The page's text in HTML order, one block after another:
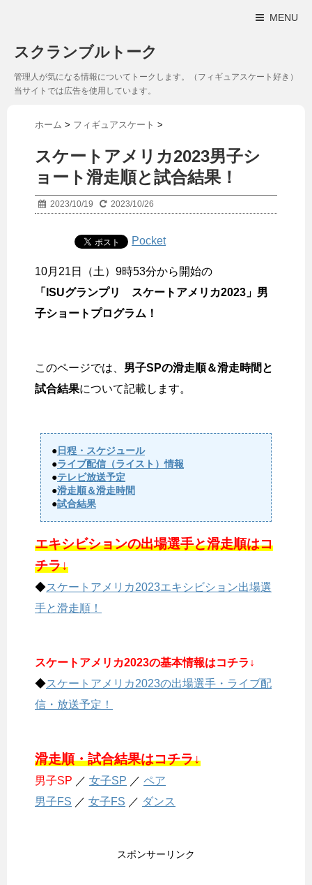
MENU
スクランブルトーク
管理人が気になる情報についてトークします。（フィギュアスケート好き）
当サイトでは広告を使用しています。
ホーム > フィギュアスケート >
スケートアメリカ2023男子シ
ョート滑走順と試合結果！
2023/10/19 2023/10/26
Pocket
10月21日（土）9時53分から開始の
「ISUグランプリ スケートアメリカ2023」男
子ショートプログラム！
このページでは、 男子SPの滑走順＆滑走時間と
試合結果について記載します。
●日程・スケジュール
●ライブ配信（ライスト）情報
●テレビ放送予定
●滑走順＆滑走時間
●試合結果
エキシビションの出場選手と滑走順はコ
チラ↓
◆スケートアメリカ2023エキシビション出場選
手と滑走順！
スケートアメリカ2023の基本情報はコチラ↓
◆スケートアメリカ2023の出場選手・ライブ配
信・放送予定！
滑走順・試合結果はコチラ↓
男子SP ／ 女子SP ／ ペア
男子FS ／ 女子FS ／ ダンス
スポンサーリンク